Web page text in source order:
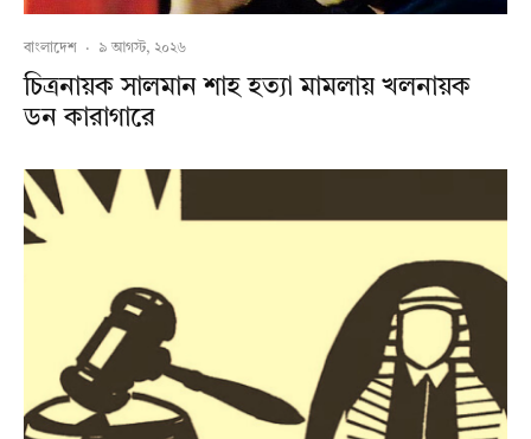
বাংলাদেশ · ৯ আগস্ট, ২০২৬
চিত্রনায়ক সালমান শাহ হত্যা মামলায় খলনায়ক
ডন কারাগারে